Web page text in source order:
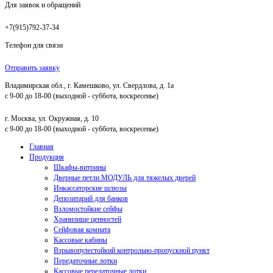
Для заявок и обращений
+7(915)792-37-34
Телефон для связи
Отправить заявку
Владимирская обл., г. Камешково, ул. Свердлова, д. 1а
с 9-00 до 18-00 (выходной - суббота, воскресенье)
г. Москва, ул. Окружная, д. 10
с 9-00 до 18-00 (выходной - суббота, воскресенье)
Главная
Продукция
Шкафы-витрины
Дверные петли МОДУЛЬ для тяжелых дверей
Инкассаторские шлюзы
Депозитарий для банков
Взломостойкие сейфы
Хранилище ценностей
Сейфовая комната
Кассовые кабины
Взрывопулестойкий контрольно-пропускной пункт
Передаточные лотки
Кассовые передаточные лотки